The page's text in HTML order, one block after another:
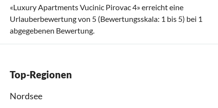
«Luxury Apartments Vucinic Pirovac 4» erreicht eine
Urlauberbewertung von 5 (Bewertungsskala: 1 bis 5) bei 1
abgegebenen Bewertung.
Top-Regionen
Nordsee